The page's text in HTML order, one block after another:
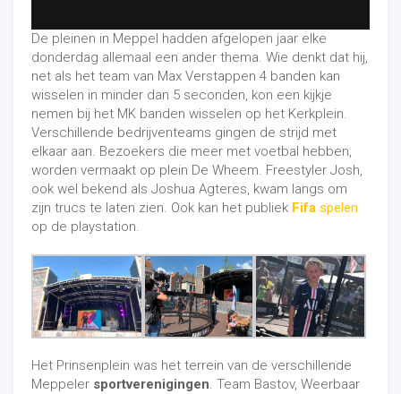
De pleinen in Meppel hadden afgelopen jaar elke
donderdag allemaal een ander thema. Wie denkt dat hij,
net als het team van Max Verstappen 4 banden kan
wisselen in minder dan 5 seconden, kon een kijkje
nemen bij het MK banden wisselen op het Kerkplein.
Verschillende bedrijventeams gingen de strijd met
elkaar aan. Bezoekers die meer met voetbal hebben,
worden vermaakt op plein De Wheem. Freestyler Josh,
ook wel bekend als Joshua Agteres, kwam langs om
zijn trucs te laten zien. Ook kan het publiek Fifa spelen
op de playstation.
Het Prinsenplein was het terrein van de verschillende
Meppeler sportverenigingen. Team Bastov, Weerbaar